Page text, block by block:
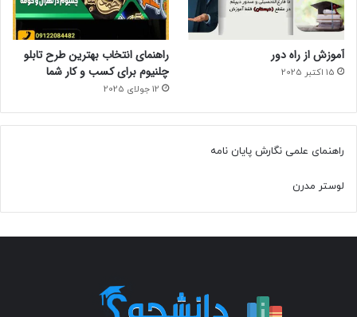
آموزش از راه دور
15 اکتبر 2025
راهنمای انتخاب بهترین طرح تابلو
چلنیوم برای کسب و کار شما
12 جولای 2025
راهنمای علمی نگارش پایان نامه
لوستر مدرن